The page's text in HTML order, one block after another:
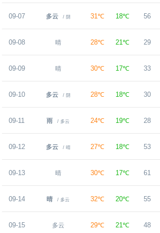
09-07 多云 / 阴 31℃ 18℃ 56
09-08 晴 28℃ 21℃ 29
09-09 晴 30℃ 17℃ 33
09-10 多云 / 阴 28℃ 18℃ 30
09-11 雨 / 多云 24℃ 19℃ 28
09-12 多云 / 晴 27℃ 18℃ 53
09-13 晴 30℃ 17℃ 61
09-14 晴 / 多云 32℃ 20℃ 55
09-15 多云 29℃ 21℃ 48